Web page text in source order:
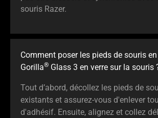
souris Razer.
Comment poser les pieds de souris
Gorilla® Glass 3 en verre sur la souris
Tout d’abord, décollez les pieds de
existants et assurez-vous d'enlever
d'adhésif. Ensuite, alignez et collez